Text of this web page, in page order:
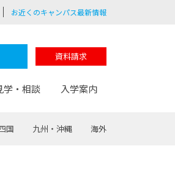
お近くのキャンパス最新情報
資料請求
学・相談 入学案内
国 九州・沖縄 海外